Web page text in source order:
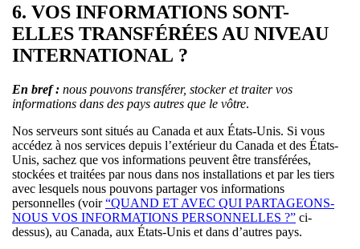
6. VOS INFORMATIONS SONT-
ELLES TRANSFÉRÉES AU NIVEAU
INTERNATIONAL ?
En bref : nous pouvons transférer, stocker et traiter vos
informations dans des pays autres que le vôtre.
Nos serveurs sont situés au Canada et aux États-Unis. Si vous
accédez à nos services depuis l’extérieur du Canada et des États-
Unis, sachez que vos informations peuvent être transférées,
stockées et traitées par nous dans nos installations et par les tiers
avec lesquels nous pouvons partager vos informations
personnelles (voir“QUAND ET AVEC QUI PARTAGEONS-
NOUS VOS INFORMATIONS PERSONNELLES ?” ci-
dessus), au Canada, aux États-Unis et dans d’autres pays.